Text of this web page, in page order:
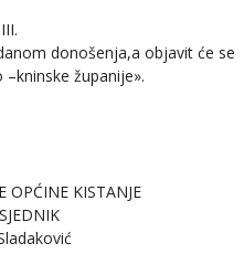
III.
donošenja,a objavit će se
županije».
OPĆINE KISTANJE